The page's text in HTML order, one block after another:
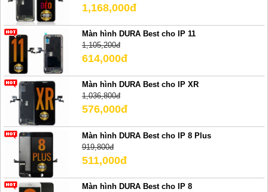
1,168,000đ
Màn hình DURA Best cho IP 11
1,105,200đ
614,000đ
Màn hình DURA Best cho IP XR
1,036,800đ
576,000đ
Màn hình DURA Best cho IP 8 Plus
919,800đ
511,000đ
Màn hình DURA Best cho IP 8